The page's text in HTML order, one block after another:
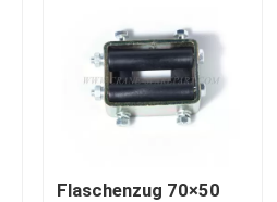
Flaschenzug 70×50